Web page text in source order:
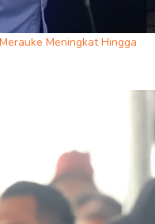
Meningkat Hingga